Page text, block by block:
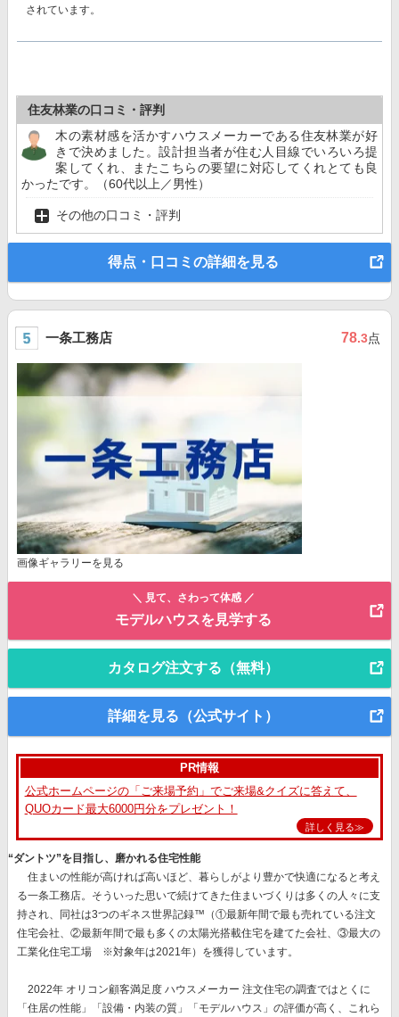
されています。
住友林業の口コミ・評判
木の素材感を活かすハウスメーカーである住友林業が好
きで決めました。設計担当者が住む人目線でいろいろ提
案してくれ、またこちらの要望に対応してくれとても良
かったです。（60代以上／男性）
その他の口コミ・評判
得点・口コミの詳細を見る
一条工務店 78.3点
画像ギャラリーを見る
＼ 見て、さわって体感 ／
モデルハウスを見学する
カタログ注文する（無料）
詳細を見る（公式サイト）
PR情報
公式ホームページの「ご来場予約」でご来場&クイズに答えて、
QUOカード最大6000円分をプレゼント！
詳しく見る≫
“ダントツ”を目指し、磨かれる住宅性能
住まいの性能が高ければ高いほど、暮らしがより豊かで快適になると考え
る一条工務店。そういった思いで続けてきた住まいづくりは多くの人々に支
持され、同社は3つのギネス世界記録™（①最新年間で最も売れている注文
住宅会社、②最新年間で最も多くの太陽光搭載住宅を建てた会社、③最大の
工業化住宅工場 ※対象年は2021年）を獲得しています。
2022年 オリコン顧客満足度 ハウスメーカー 注文住宅の調査ではとくに
「住居の性能」「設備・内装の質」「モデルハウス」 の評価が高く、これら